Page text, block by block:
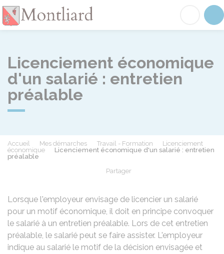
Licenciement économique
d'un salarié : entretien
préalable
Accueil Mes démarches Travail - Formation
Licenciement
économique
Licenciement économique d'un salarié : entretien
préalable
Partager
Lorsque l'employeur envisage de licencier un salarié
pour un motif économique, il doit en principe convoquer
le salarié à un entretien préalable. Lors de cet entretien
préalable, le salarié peut se faire assister. L'employeur
indique au salarié le motif de la décision envisagée et